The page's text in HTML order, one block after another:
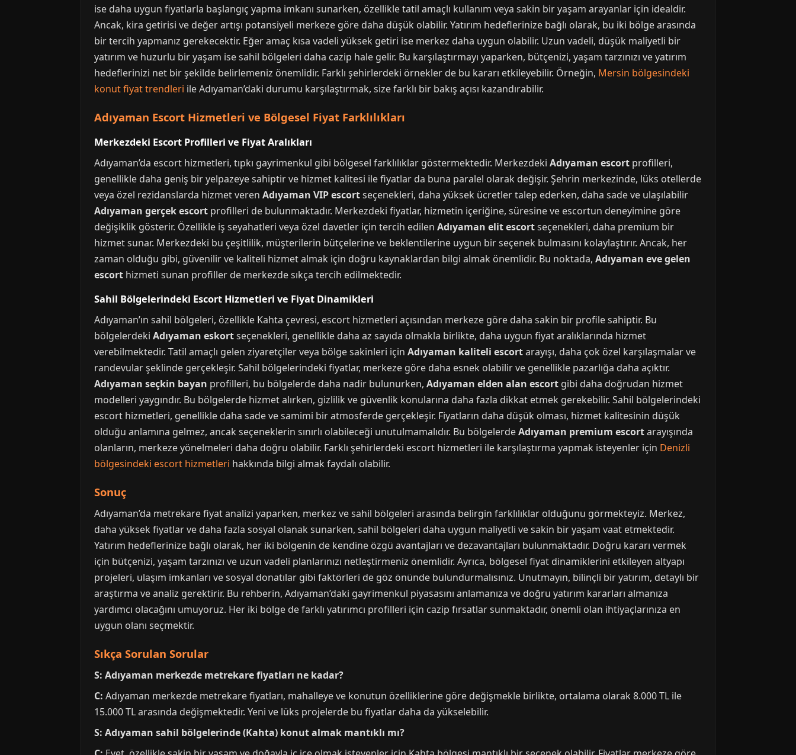
ise daha uygun fiyatlarla başlangıç yapma imkanı sunarken, özellikle tatil amaçlı kullanım veya sakin bir yaşam arayanlar için idealdir.
Ancak, kira getirisi ve değer artışı potansiyeli merkeze göre daha düşük olabilir. Yatırım hedeflerinize bağlı olarak, bu iki bölge arasında
bir tercih yapmanız gerekecektir. Eğer amaç kısa vadeli yüksek getiri ise merkez daha uygun olabilir. Uzun vadeli, düşük maliyetli bir
yatırım ve huzurlu bir yaşam ise sahil bölgeleri daha cazip hale gelir. Bu karşılaştırmayı yaparken, bütçenizi, yaşam tarzınızı ve yatırım
hedeflerinizi net bir şekilde belirlemeniz önemlidir. Farklı şehirlerdeki örnekler de bu kararı etkileyebilir. Örneğin, Mersin bölgesindeki
konut fiyat trendleri ile Adıyaman’daki durumu karşılaştırmak, size farklı bir bakış açısı kazandırabilir.
Adıyaman Escort Hizmetleri ve Bölgesel Fiyat Farklılıkları
Merkezdeki Escort Profilleri ve Fiyat Aralıkları
Adıyaman’da escort hizmetleri, tıpkı gayrimenkul gibi bölgesel farklılıklar göstermektedir. Merkezdeki Adıyaman escort profilleri,
genellikle daha geniş bir yelpazeye sahiptir ve hizmet kalitesi ile fiyatlar da buna paralel olarak değişir. Şehrin merkezinde, lüks otellerde
veya özel rezidanslarda hizmet veren Adıyaman VIP escortseçenekleri, daha yüksek ücretler talep ederken, daha sade ve ulaşılabilir
Adıyaman gerçek escort profilleri de bulunmaktadır. Merkezdeki fiyatlar, hizmetin içeriğine, süresine ve escortun deneyimine göre
değişiklik gösterir. Özellikle iş seyahatleri veya özel davetler için tercih edilen Adıyaman elit escortseçenekleri, daha premium bir
hizmet sunar. Merkezdeki bu çeşitlilik, müşterilerin bütçelerine ve beklentilerine uygun bir seçenek bulmasını kolaylaştırır. Ancak, her
zaman olduğu gibi, güvenilir ve kaliteli hizmet almak için doğru kaynaklardan bilgi almak önemlidir. Bu noktada, Adıyaman eve gelen
escort hizmeti sunan profiller de merkezde sıkça tercih edilmektedir.
Sahil Bölgelerindeki Escort Hizmetleri ve Fiyat Dinamikleri
Adıyaman’ın sahil bölgeleri, özellikle Kahta çevresi, escort hizmetleri açısından merkeze göre daha sakin bir profile sahiptir. Bu
bölgelerdeki Adıyaman eskortseçenekleri, genellikle daha az sayıda olmakla birlikte, daha uygun fiyat aralıklarında hizmet
verebilmektedir. Tatil amaçlı gelen ziyaretçiler veya bölge sakinleri için Adıyaman kaliteli escortarayışı, daha çok özel karşılaşmalar ve
randevular şeklinde gerçekleşir. Sahil bölgelerindeki fiyatlar, merkeze göre daha esnek olabilir ve genellikle pazarlığa daha açıktır.
Adıyaman seçkin bayan profilleri, bu bölgelerde daha nadir bulunurken, Adıyaman elden alan escort gibi daha doğrudan hizmet
modelleri yaygındır. Bu bölgelerde hizmet alırken, gizlilik ve güvenlik konularına daha fazla dikkat etmek gerekebilir. Sahil bölgelerindeki
escort hizmetleri, genellikle daha sade ve samimi bir atmosferde gerçekleşir. Fiyatların daha düşük olması, hizmet kalitesinin düşük
olduğu anlamına gelmez, ancak seçeneklerin sınırlı olabileceği unutulmamalıdır. Bu bölgelerdeAdıyaman premium escortarayışında
olanların, merkeze yönelmeleri daha doğru olabilir. Farklı şehirlerdeki escort hizmetleri ile karşılaştırma yapmak isteyenler için Denizli
bölgesindeki escort hizmetleri hakkında bilgi almak faydalı olabilir.
Sonuç
Adıyaman’da metrekare fiyat analizi yaparken, merkez ve sahil bölgeleri arasında belirgin farklılıklar olduğunu görmekteyiz. Merkez,
daha yüksek fiyatlar ve daha fazla sosyal olanak sunarken, sahil bölgeleri daha uygun maliyetli ve sakin bir yaşam vaat etmektedir.
Yatırım hedeflerinize bağlı olarak, her iki bölgenin de kendine özgü avantajları ve dezavantajları bulunmaktadır. Doğru kararı vermek
için bütçenizi, yaşam tarzınızı ve uzun vadeli planlarınızı netleştirmeniz önemlidir. Ayrıca, bölgesel fiyat dinamiklerini etkileyen altyapı
projeleri, ulaşım imkanları ve sosyal donatılar gibi faktörleri de göz önünde bulundurmalısınız. Unutmayın, bilinçli bir yatırım, detaylı bir
araştırma ve analiz gerektirir. Bu rehberin, Adıyaman’daki gayrimenkul piyasasını anlamanıza ve doğru yatırım kararları almanıza
yardımcı olacağını umuyoruz. Her iki bölge de farklı yatırımcı profilleri için cazip fırsatlar sunmaktadır, önemli olan ihtiyaçlarınıza en
uygun olanı seçmektir.
Sıkça Sorulan Sorular
S: Adıyaman merkezde metrekare fiyatları ne kadar?
C: Adıyaman merkezde metrekare fiyatları, mahalleye ve konutun özelliklerine göre değişmekle birlikte, ortalama olarak 8.000 TL ile
15.000 TL arasında değişmektedir. Yeni ve lüks projelerde bu fiyatlar daha da yükselebilir.
S: Adıyaman sahil bölgelerinde (Kahta) konut almak mantıklı mı?